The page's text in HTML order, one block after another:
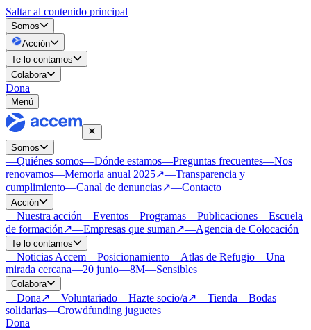
Saltar al contenido principal
Somos
Acción
Te lo contamos
Colabora
Dona
Menú
Somos
—Quiénes somos—Dónde estamos—Preguntas frecuentes—Nos
renovamos—Memoria anual 2025↗—Transparencia y
cumplimiento—Canal de denuncias↗—Contacto
Acción
—Nuestra acción—Eventos—Programas—Publicaciones—Escuela
de formación↗—Empresas que suman↗—Agencia de Colocación
Te lo contamos
—Noticias Accem—Posicionamiento—Atlas de Refugio—Una
mirada cercana—20 junio—8M—Sensibles
Colabora
—Dona↗—Voluntariado—Hazte socio/a↗—Tienda—Bodas
solidarias—Crowdfunding juguetes
Dona